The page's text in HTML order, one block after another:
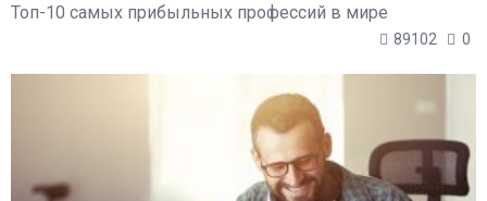
Топ-10 самых прибыльных профессий в мире
89102 0